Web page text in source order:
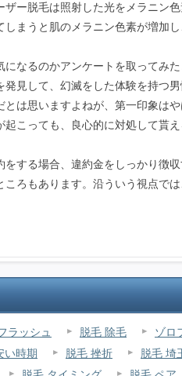
ー脱毛は照射した光をメラニン
まうと肌のメラニン色素が増加
なるのかアンケートを取ってみ
見して、幻滅をした体験を持つ男
は思いますよねが、第一印象はや
こっても、良心的に対処して貰
する場合、違約金をしっかり徴
ころもあります。沿ういう視点で
ラッシュ 脱毛 除毛 ゾロ
い時期 脱毛 挫折 脱毛 埼